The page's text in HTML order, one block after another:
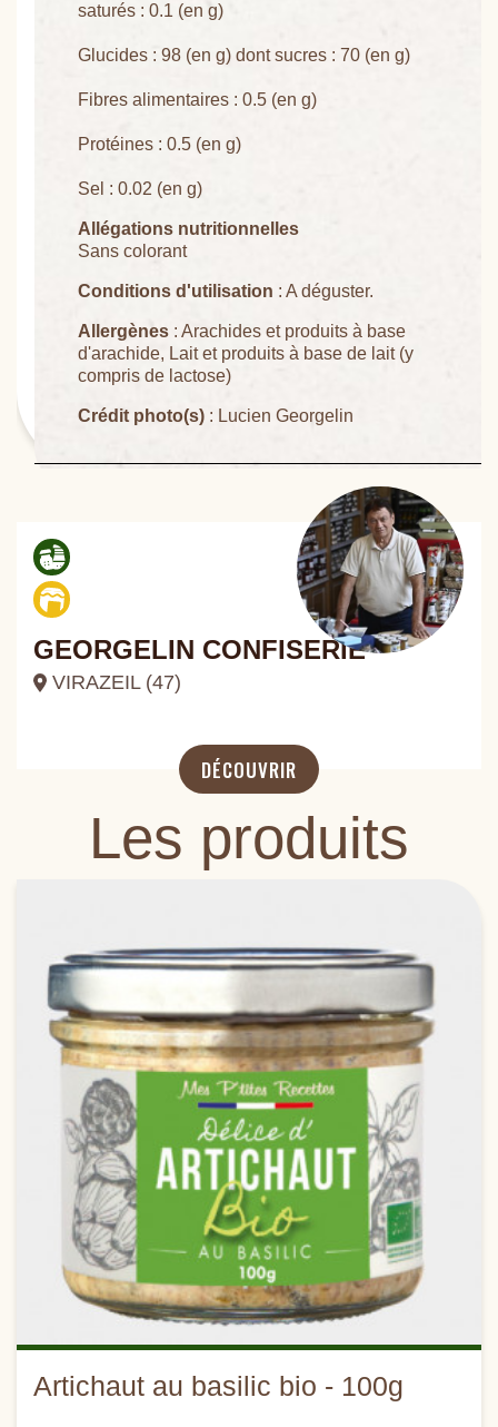
saturés : 0.1 (en g)
Glucides : 98 (en g) dont sucres : 70 (en g)
Fibres alimentaires : 0.5 (en g)
Protéines : 0.5 (en g)
Sel : 0.02 (en g)
Allégations nutritionnelles
Sans colorant
Conditions d'utilisation : A déguster.
Allergènes : Arachides et produits à base
d'arachide, Lait et produits à base de lait (y
compris de lactose)
Crédit photo(s) : Lucien Georgelin
GEORGELIN CONFISERIE
VIRAZEIL (47)
DÉCOUVRIR
Les produits
Artichaut au basilic bio - 100g